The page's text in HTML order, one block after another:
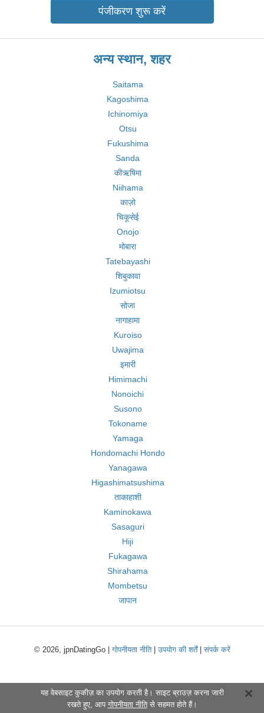
पंजीकरण शुरू करें
अन्य स्थान, शहर
Saitama
Kagoshima
Ichinomiya
Otsu
Fukushima
Sanda
कीऋषिमा
Niihama
काज़ो
चिकूसेई
Onojo
मोबारा
Tatebayashi
शिबुकावा
Izumiotsu
सोजा
नागाहामा
Kuroiso
Uwajima
इमारी
Himimachi
Nonoichi
Susono
Tokoname
Yamaga
Hondomachi Hondo
Yanagawa
Higashimatsushima
ताकाहाशी
Kaminokawa
Sasaguri
Hiji
Fukagawa
Shirahama
Mombetsu
जापान
© 2026, jpnDatingGo |गोपनीयता नीति|उपयोग की शर्तें|संपर्क करें
यह वेबसाइट कुकीज़ का उपयोग करती है। साइट ब्राउज़ करना जारी
रखते हुए, आप गोपनीयता नीतिसे सहमत होते हैं।